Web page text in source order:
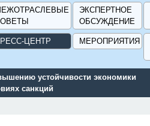
ЭКСПЕРТНОЕ
ОБСУЖДЕНИЕ
ЦЕНТР МЕРОПРИЯТИЯ
устойчивости экономики
санкций